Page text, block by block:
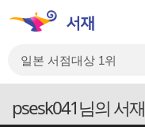
psesk041님의 서재